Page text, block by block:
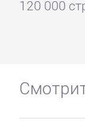
120 000